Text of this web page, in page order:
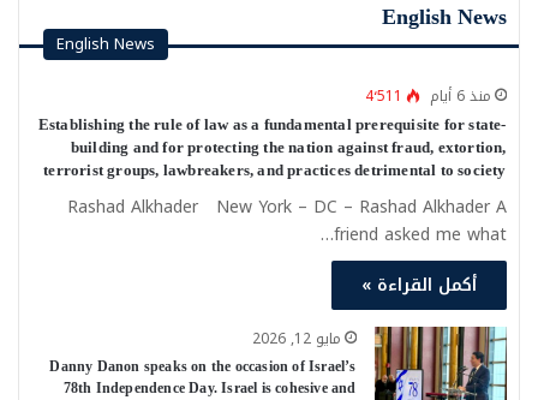
English News
English News
منذ 6 أيام 4٬511
Establishing the rule of law as a fundamental prerequisite for state-
building and for protecting the nation against fraud, extortion,
terrorist groups, lawbreakers, and practices detrimental to society
Rashad Alkhader New York – DC – Rashad Alkhader A
friend asked me what…
أكمل القراءة »
مايو 12, 2026
Danny Danon speaks on the occasion of Israel’s
78th Independence Day. Israel is cohesive and